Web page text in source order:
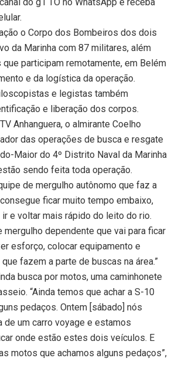
o Corpo dos Bombeiros dos dois
da Marinha com 87 militares, além
participam remotamente, em Belém
e da logística da operação.
e legistas também
e liberação dos corpos.
Anhanguera, o almirante Coelho
das operações de busca e resgate
Maior do 4º Distrito Naval da Marinha
sendo feita toda operação.
de mergulho autônomo que faz a
ficar muito tempo embaixo,
e voltar mais rápido do leito do rio.
mergulho dependente que vai para ficar
esforço, colocar equipamento e
fazem a parte de buscas na área.”
busca por motos, uma caminhonete
“Ainda temos que achar a S-10
pedaços. Ontem [sábado] nós
de um carro voyage e estamos
onde estão estes dois veículos. E
motos que achamos alguns pedaços”,